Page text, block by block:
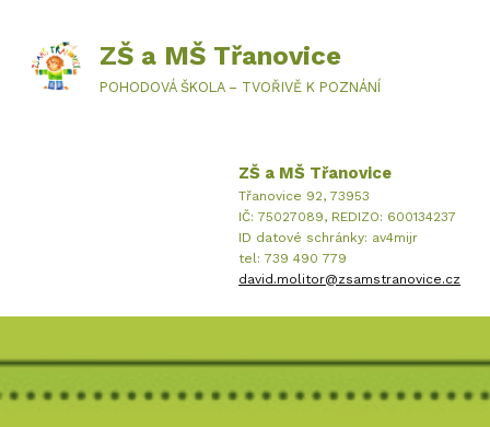
ZŠ a MŠ Třanovice
POHODOVÁ ŠKOLA – TVOŘIVĚ K POZNÁNÍ
ZŠ a MŠ Třanovice
Třanovice 92, 73953
IČ: 75027089, REDIZO: 600134237
ID datové schránky: av4mijr
tel: 739 490 779
david.molitor@zsamstranovice.cz